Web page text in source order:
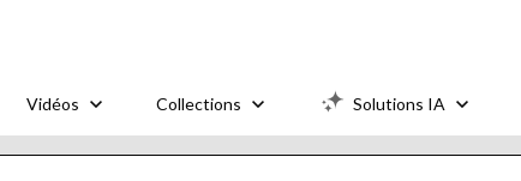
Vidéos Collections Solutions IA